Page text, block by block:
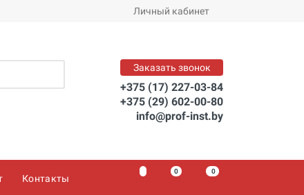
Личный кабинет
Заказать звонок
+375 (17) 227-03-84
+375 (29) 602-00-80
info@prof-inst.by
Контакты
0 00